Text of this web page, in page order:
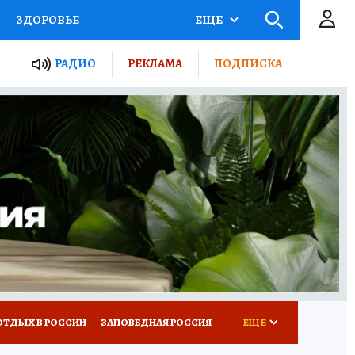
ЗДОРОВЬЕ
ПРОЕКТЫ РОССИИ
ПУТЕВОДИТЕЛЬ
ТУРИЗМ
ПОТРЕБИТЕЛЯ ВСЕ О КП
ЕЩЕ
РАДИО РЕКЛАМА ПОДПИСКА
В РОССИИ ЗАПОВЕДНАЯ РОССИЯ ЕЩЕ